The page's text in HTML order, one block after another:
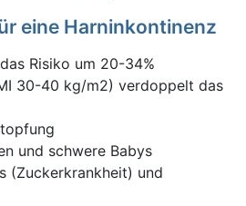
eine Harninkontinenz
Risiko um 20-34%
30-40 kg/m2) verdoppelt das
und schwere Babys
(Zuckerkrankheit) und